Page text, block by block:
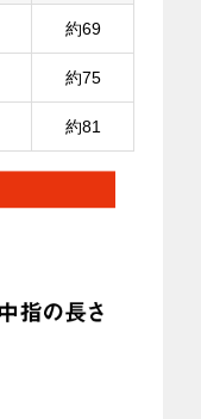
約69
約75
約81